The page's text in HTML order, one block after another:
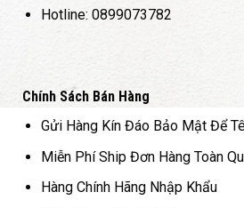
Hotline: 0899073782
Chính Sách Bán Hàng
Gửi Hàng Kín Đáo Bảo Mật Để
Miễn Phí Ship Đơn Hàng Toàn
Hàng Chính Hãng Nhập Khẩu